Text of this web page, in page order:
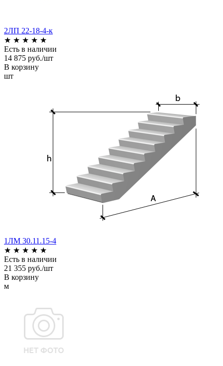
2ЛП 22-18-4-к
★ ★ ★ ★ ★
Есть в наличии
14 875 руб./шт
В корзину
шт
1ЛМ 30.11.15-4
★ ★ ★ ★ ★
Есть в наличии
21 355 руб./шт
В корзину
м